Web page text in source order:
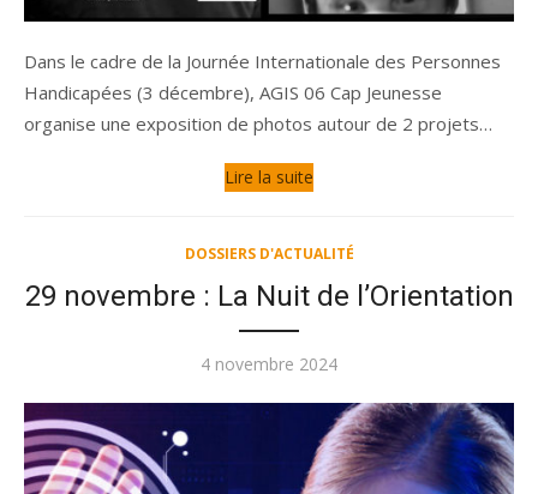
Dans le cadre de la Journée Internationale des Personnes
Handicapées (3 décembre), AGIS 06 Cap Jeunesse
organise une exposition de photos autour de 2 projets…
Lire la suite
DOSSIERS D'ACTUALITÉ
29 novembre : La Nuit de l’Orientation
Publié
4 novembre 2024